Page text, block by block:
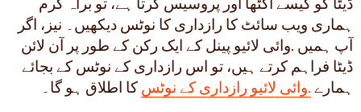
ہماری ویب سائٹ کا رازداری کا نوٹس دیکھیں۔ نیز، اگر
آپ ہمیں .وائی لائیو پینل کے ایک رکن کے طور پر آن لائن
ڈیٹا فراہم کرتے ہیں، تو اس رازداری کے نوٹس کے بجائے
ہمارے .وائی لائیو رازداری کے نوٹس کا اطلاق ہو گا۔